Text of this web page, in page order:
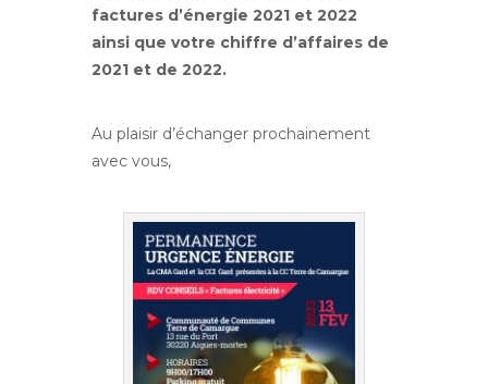
factures d’énergie 2021 et 2022
ainsi que votre chiffre d’affaires de
2021 et de 2022.
Au plaisir d’échanger prochainement
avec vous,